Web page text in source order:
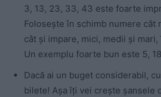
3, 13, 23, 33, 43 este foarte
Folosește în schimb numere cât
cât și impare, mici, medii și
Un exemplu foarte bun este 5,
Dacă ai un buget considerabil,
bilete! Așa îți vei crește șansele